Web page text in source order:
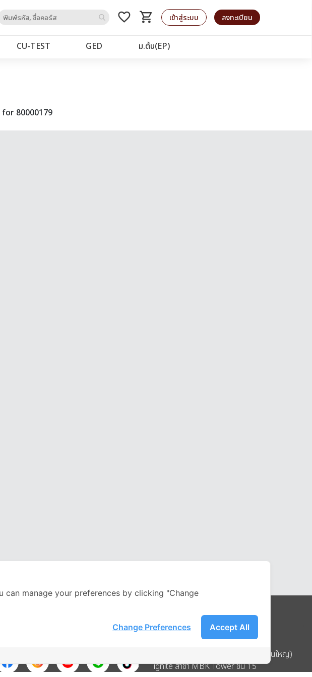
favorite_border shopping_cart
รถเข็น เข้าสู่ระบบ ลงทะเบียน
CU‑TEST GED ม.ต้น(EP)
80000179
Address
บริษัท อิกไนท์ เอ สตาร์ จำกัด (สำนักงานใหญ่)
ignite สาขา MBK Tower ชั้น 15
manage your preferences by clicking "Change
Accept All
Change Preferences